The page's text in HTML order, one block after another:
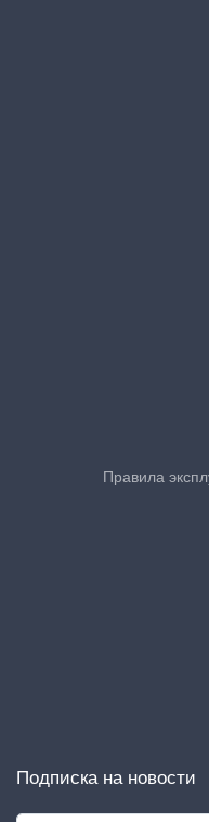
Правила
Подписка на новости